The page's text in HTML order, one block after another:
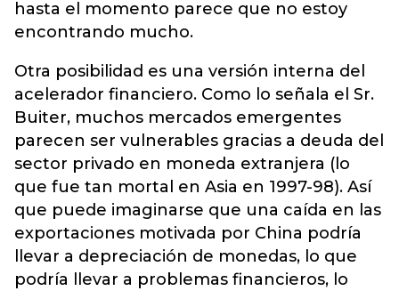
hasta el momento parece que no estoy
encontrando mucho.
Otra posibilidad es una versión interna del
acelerador financiero. Como lo señala el Sr.
Buiter, muchos mercados emergentes
parecen ser vulnerables gracias a deuda del
sector privado en moneda extranjera (lo
que fue tan mortal en Asia en 1997-98). Así
que puede imaginarse que una caída en las
exportaciones motivada por China podría
llevar a depreciación de monedas, lo que
podría llevar a problemas financieros, lo